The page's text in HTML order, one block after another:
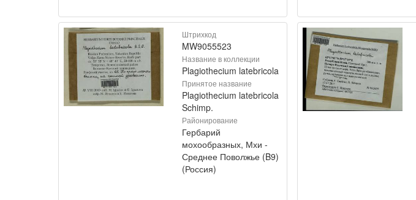
Штрихкод
MW9055523
Название в коллекции
Plagiothecium latebricola
Принятое название
Plagiothecium latebricola
Schimp.
Районирование
Гербарий
мохообразных, Мхи -
Среднее Поволжье (B9)
(Россия)